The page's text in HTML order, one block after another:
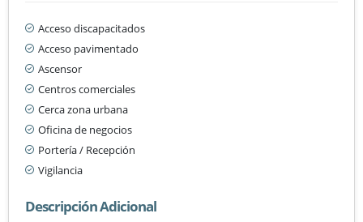
Acceso discapacitados
Acceso pavimentado
Ascensor
Centros comerciales
Cerca zona urbana
Oficina de negocios
Portería / Recepción
Vigilancia
Descripción Adicional